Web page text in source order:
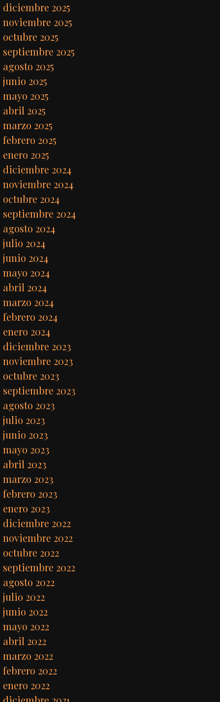
diciembre 2025
noviembre 2025
octubre 2025
septiembre 2025
agosto 2025
junio 2025
mayo 2025
abril 2025
marzo 2025
febrero 2025
enero 2025
diciembre 2024
noviembre 2024
octubre 2024
septiembre 2024
agosto 2024
julio 2024
junio 2024
mayo 2024
abril 2024
marzo 2024
febrero 2024
enero 2024
diciembre 2023
noviembre 2023
octubre 2023
septiembre 2023
agosto 2023
julio 2023
junio 2023
mayo 2023
abril 2023
marzo 2023
febrero 2023
enero 2023
diciembre 2022
noviembre 2022
octubre 2022
septiembre 2022
agosto 2022
julio 2022
junio 2022
mayo 2022
abril 2022
marzo 2022
febrero 2022
enero 2022